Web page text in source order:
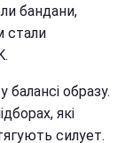
бандани,
стали
балансі образу.
які
силует.